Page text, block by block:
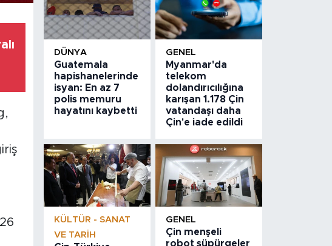
DÜNYA
Guatemala
hapishanelerinde
isyan: En az 7
polis memuru
hayatını kaybetti
GENEL
Myanmar'da
telekom
dolandırıcılığına
karışan 1.178 Çin
vatandaşı daha
Çin'e iade edildi
KÜLTÜR - SANAT
VE TARIH
GENEL
Çin menşeli
robot süpürgeler